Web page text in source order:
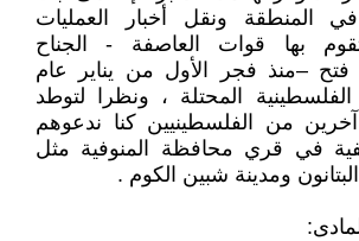
في المنطقة ونقل أخبار العمليات
بها قوات العاصفة - الجناح
–منذ فجر الأول من يناير عام
الفلسطينية المحتلة ، ونظرا لتوطد
من الفلسطينيين كنا ندعوهم
في قري محافظة المنوفية مثل
ومدينة شبين الكوم .